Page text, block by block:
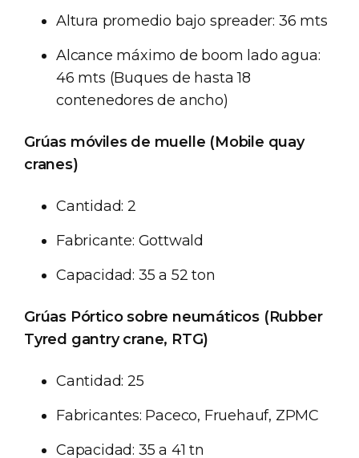
Altura promedio bajo spreader: 36 mts
Alcance máximo de boom lado agua:
46 mts (Buques de hasta 18
contenedores de ancho)
Grúas móviles de muelle (Mobile quay
cranes)
Cantidad: 2
Fabricante: Gottwald
Capacidad: 35 a 52 ton
Grúas Pórtico sobre neumáticos (Rubber
Tyred gantry crane, RTG)
Cantidad: 25
Fabricantes: Paceco, Fruehauf, ZPMC
Capacidad: 35 a 41 tn